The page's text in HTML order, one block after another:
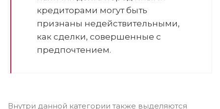
кредиторами могут быть
признаны недействительными,
как сделки, совершенные с
предпочтением.
Внутри данной категории также выделяются